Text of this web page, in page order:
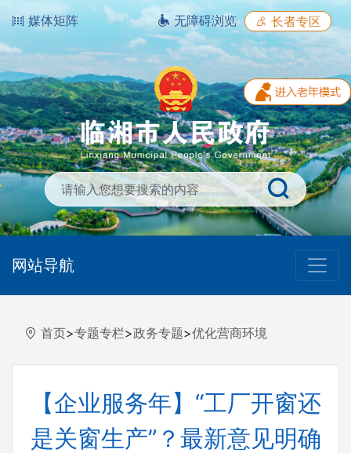
媒体矩阵 无障碍浏览 长者专区
网站导航
首页>专题专栏>政务专题>优化营商环境
【企业服务年】“工厂开窗还
是关窗生产”？最新意见明确